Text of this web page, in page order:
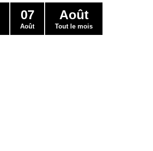
07
Août
Août
Tout le mois